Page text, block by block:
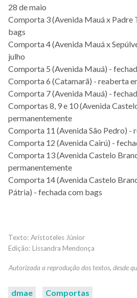
28 de maio
Comporta 3 (Avenida Mauá x Padre
bags
Comporta 4 (Avenida Mauá x
julho
Comporta 5 (Avenida Mauá) -
Comporta 6 (Catamarã) - reaberta
Comporta 7 (Avenida Mauá) -
Comportas 8, 9 e 10 (Avenida
permanentemente
Comporta 11 (Avenida São Pedro) -
Comporta 12 (Avenida Cairú) -
Comporta 13 (Avenida Castelo
permanentemente
Comporta 14 (Avenida Castelo
Pátria) - fechada com bags
Aristoteles Júnior
Lissandra Mendonça
dmae Comportas